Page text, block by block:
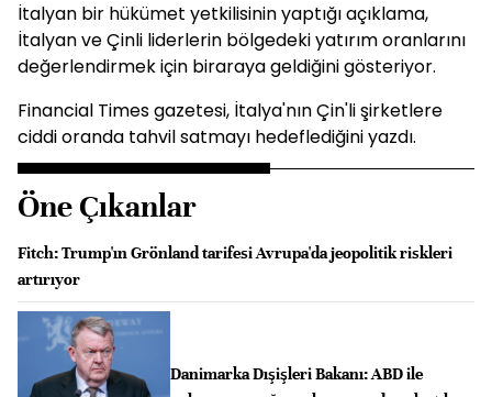
İtalyan bir hükümet yetkilisinin yaptığı açıklama,
İtalyan ve Çinli liderlerin bölgedeki yatırım oranlarını
değerlendirmek için biraraya geldiğini gösteriyor.
Financial Times gazetesi, İtalya'nın Çin'li şirketlere
ciddi oranda tahvil satmayı hedeflediğini yazdı.
Öne Çıkanlar
Fitch: Trump'ın Grönland tarifesi Avrupa'da jeopolitik riskleri
artırıyor
Danimarka Dışişleri Bakanı: ABD ile